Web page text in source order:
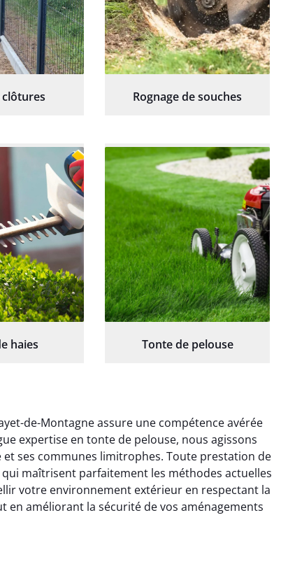
clôtures Rognage de souches
haies Tonte de pelouse
de-Montagne assure une compétence avérée
expertise en tonte de pelouse, nous agissons
ses communes limitrophes. Toute prestation de
maîtrisent parfaitement les méthodes actuelles
votre environnement extérieur en respectant la
en améliorant la sécurité de vos aménagements